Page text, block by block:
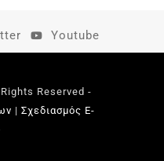
Youtube
Reserved -
| Σχεδιασμός E-